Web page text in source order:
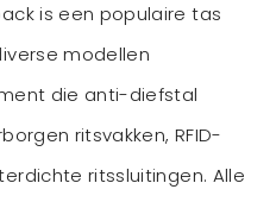
is een populaire tas
modellen
die anti-diefstal
ritsvakken, RFID-
ritssluitingen. Alle